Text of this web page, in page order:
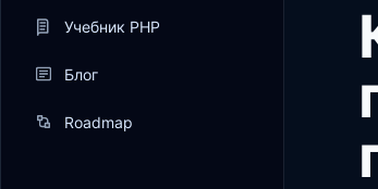
Учебник PHP
Блог
Roadmap